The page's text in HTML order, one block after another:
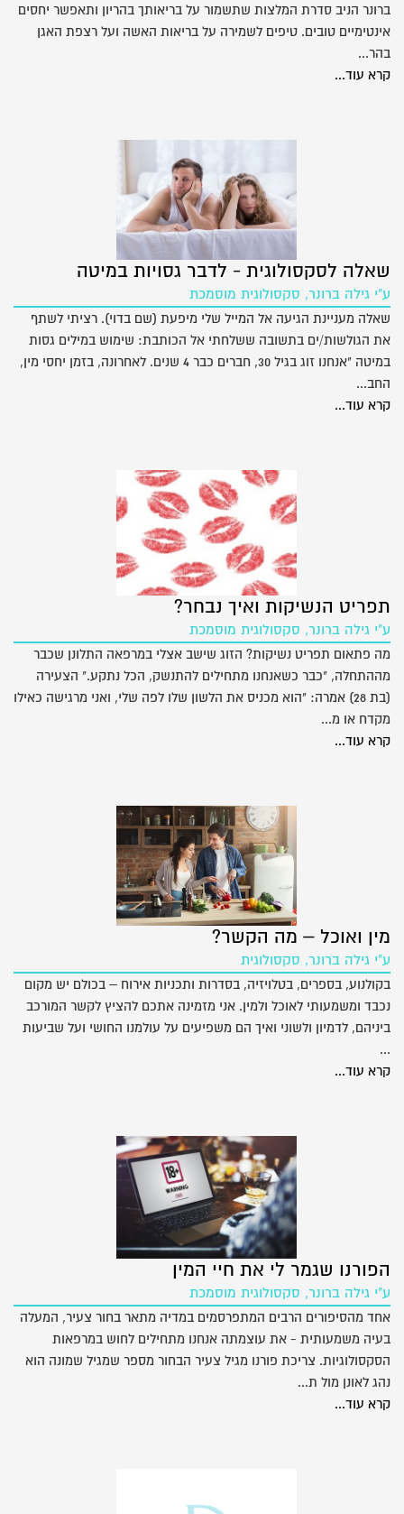
ברונר הניב סדרת המלצות שתשמור על בריאותך בהריון ותאפשר יחסים
אינטימיים טובים. טיפים לשמירה על בריאות האשה ועל רצפת האגן
בהר...
קרא עוד...
שאלה לסקסולוגית - לדבר גסויות במיטה
ע"י גילה ברונר, סקסולוגית מוסמכת
שאלה מעניינת הגיעה אל המייל שלי מיפעת (שם בדוי). רציתי לשתף
את הגולשות/ים בתשובה ששלחתי אל הכותבת: שימוש במילים גסות
במיטה "אנחנו זוג בגיל 30, חברים כבר 4 שנים. לאחרונה, בזמן יחסי מין,
החב...
קרא עוד...
תפריט הנשיקות ואיך נבחר?
ע"י גילה ברונר, סקסולוגית מוסמכת
מה פתאום תפריט נשיקות? הזוג שישב אצלי במרפאה התלונן שכבר
מההתחלה, "כבר כשאנחנו מתחילים להתנשק, הכל נתקע." הצעירה
(בת 28) אמרה: "הוא מכניס את הלשון שלו לפה שלי, ואני מרגישה כאילו
מקדח או מ...
קרא עוד...
מין ואוכל – מה הקשר?
ע"י גילה ברונר, סקסולוגית
בקולנוע, בספרים, בטלויזיה, בסדרות ותכניות אירוח – בכולם יש מקום
נכבד ומשמעותי לאוכל ולמין. אני מזמינה אתכם להציץ לקשר המורכב
ביניהם, לדמיון ולשוני ואיך הם משפיעים על עולמנו החושי ועל שביעות
...
קרא עוד...
הפורנו שגמר לי את חיי המין
ע"י גילה ברונר, סקסולוגית מוסמכת
אחד מהסיפורים הרבים המתפרסמים במדיה מתאר בחור צעיר, המעלה
בעיה משמעותית - את עוצמתה אנחנו מתחילים לחוש במרפאות
הסקסולוגיות. צריכת פורנו מגיל צעיר הבחור מספר שמגיל שמונה הוא
נהג לאונן מול ת...
קרא עוד...